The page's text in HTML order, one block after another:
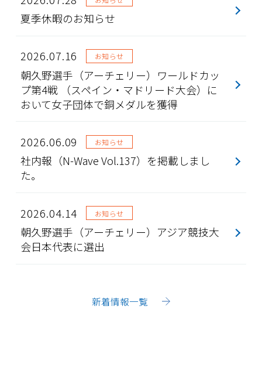
夏季休暇のお知らせ
2026.07.16 お知らせ
朝久野選手（アーチェリー）ワールドカッ
プ第4戦 （スペイン・マドリード大会）に
おいて女子団体で銅メダルを獲得
2026.06.09 お知らせ
社内報（N-Wave Vol.137）を掲載しまし
た。
2026.04.14 お知らせ
朝久野選手（アーチェリー）アジア競技大
会日本代表に選出
新着情報一覧